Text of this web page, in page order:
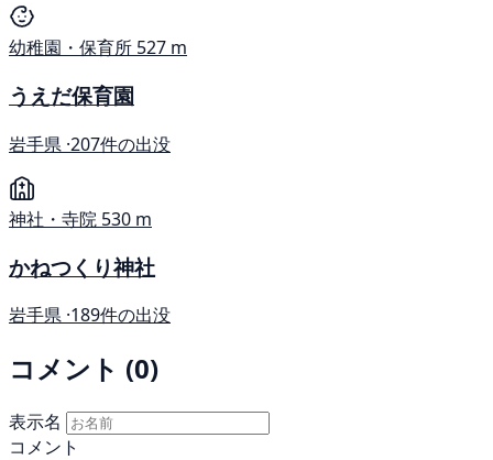
幼稚園・保育所 527 m
うえだ保育園
岩手県 ·207件の出没
神社・寺院 530 m
かねつくり神社
岩手県 ·189件の出没
コメント (0)
表示名
コメント